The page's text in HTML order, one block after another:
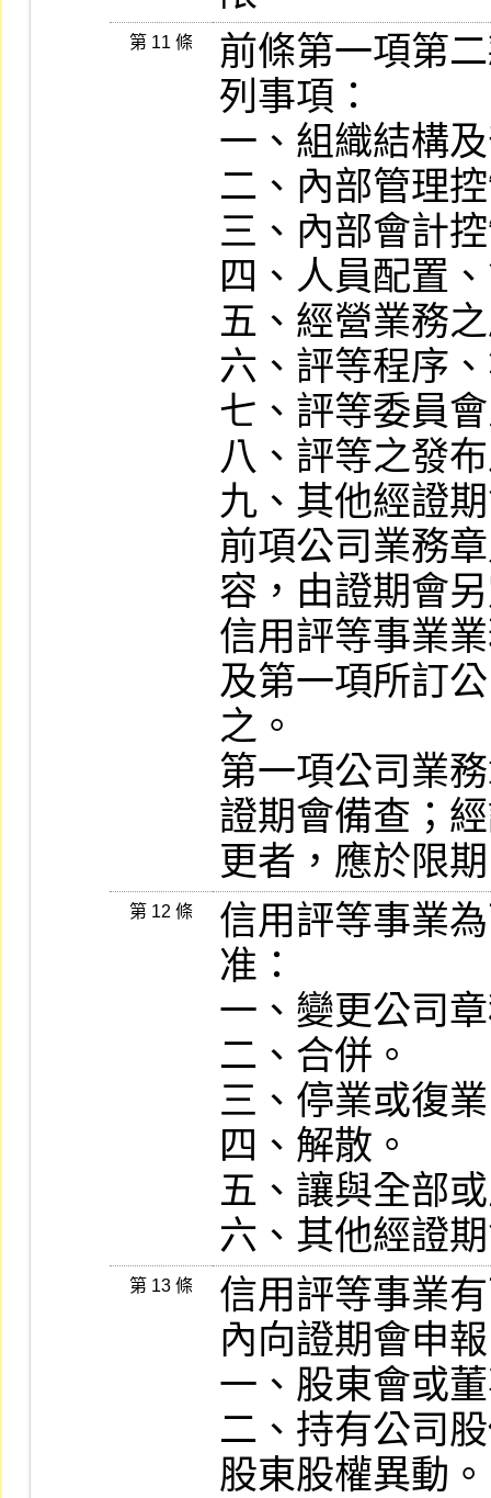
第 11 條
前條第一項第
列事項：
一、組織結構
二、內部管理
三、內部會計
四、人員配置
五、經營業務
六、評等程序
七、評等委員
八、評等之發
九、其他經證
前項公司業務
容，由證期會
信用評等事業
及第一項所訂
之。
第一項公司業
證期會備查；
第 12 條
信用評等事業
准：
一、變更公司
二、合併。
三、停業或復
四、解散。
五、讓與全部
第 13 條
信用評等事業
內向證期會申
一、股東會或
二、持有公司
股東股權異動。